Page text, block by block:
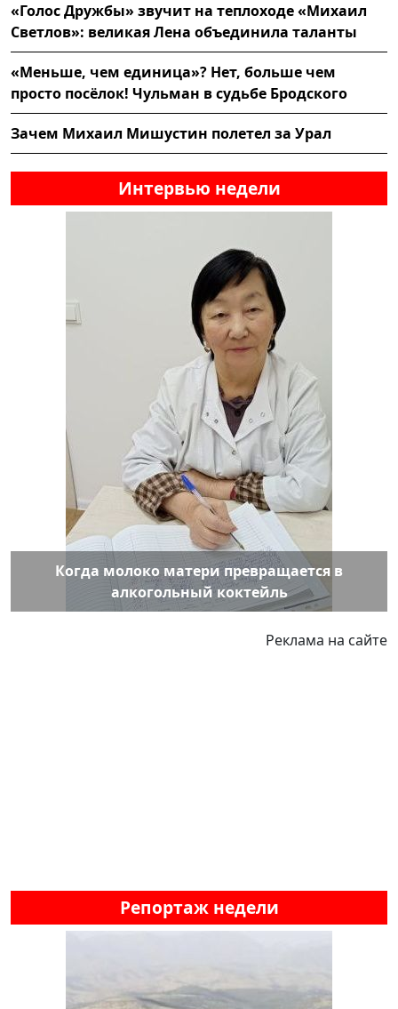
«Голос Дружбы» звучит на теплоходе «Михаил
Светлов»: великая Лена объединила таланты
«Меньше, чем единица»? Нет, больше чем
просто посёлок! Чульман в судьбе Бродского
Зачем Михаил Мишустин полетел за Урал
Интервью недели
Когда молоко матери превращается в
алкогольный коктейль
Реклама на сайте
Репортаж недели